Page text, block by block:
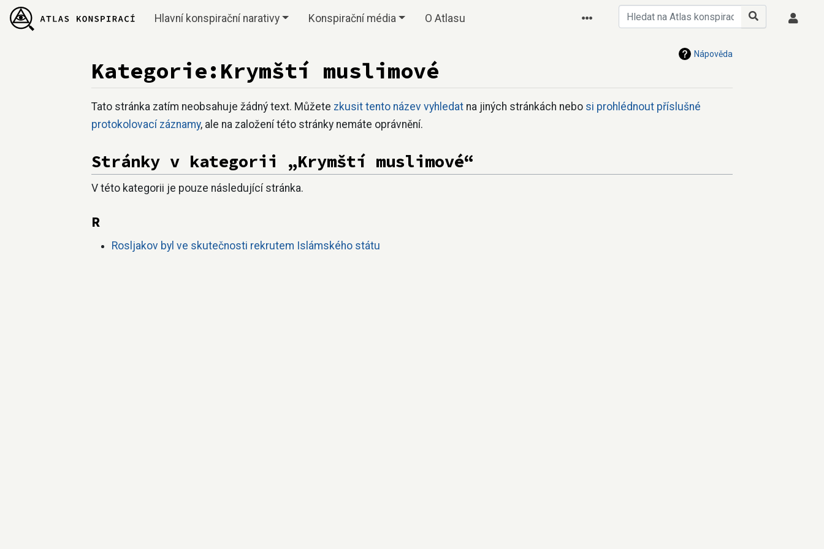
Hlavní konspirační narativy Konspirační média O Atlasu
Nápověda
Kategorie:Krymští muslimové
Přejít na:navigace, hledání
Tato stránka zatím neobsahuje žádný text. Můžete zkusit tento název vyhledat na jiných stránkách nebo si prohlédnout příslušné
protokolovací záznamy, ale na založení této stránky nemáte oprávnění.
Stránky v kategorii „Krymští muslimové“
V této kategorii je pouze následující stránka.
R
Rosljakov byl ve skutečnosti rekrutem Islámského státu